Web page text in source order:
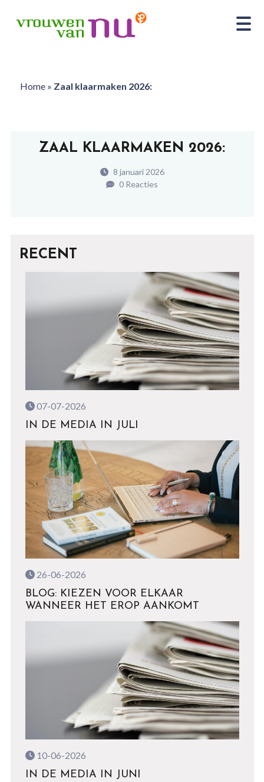
Home» Zaal klaarmaken 2026:
ZAAL KLAARMAKEN 2026:
8 januari 2026
0 Reacties
RECENT
07-07-2026
IN DE MEDIA IN JULI
26-06-2026
BLOG: KIEZEN VOOR ELKAAR
WANNEER HET EROP AANKOMT
10-06-2026
IN DE MEDIA IN JUNI